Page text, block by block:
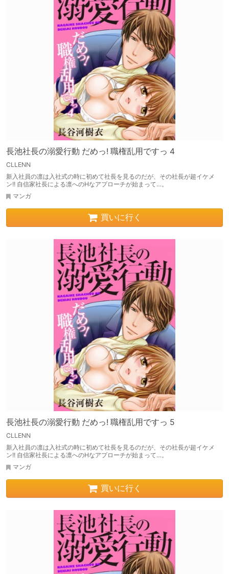
長池社長の溺愛行動 だめっ! 職権乱用ですっ 4
CLLENN
新入社員の凛は入社式の時に初めて社長を見るのだが、その社長が超イケメ
ン!! 自信家社長による凛へのHなアプローチが始まって…。
マンガ
買いに行く
長池社長の溺愛行動 だめっ! 職権乱用ですっ 5
CLLENN
新入社員の凛は入社式の時に初めて社長を見るのだが、その社長が超イケメ
ン!! 自信家社長による凛へのHなアプローチが始まって…。
マンガ
買いに行く